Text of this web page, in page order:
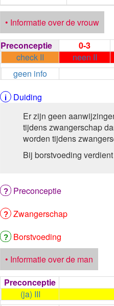
• Informatie over de vrouw
Preconceptie
0-3
check II
neen II
geen info
Duiding
Er zijn geen
tijdens zwangerschap
worden tijdens
Bij borstvoeding
Preconceptie
Zwangerschap
Borstvoeding
• Informatie over de man
Preconceptie
(ja) III